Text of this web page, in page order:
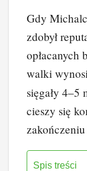
Gdy
zdobył
opłacanych
walki
sięgały
cieszy się
Spis treści